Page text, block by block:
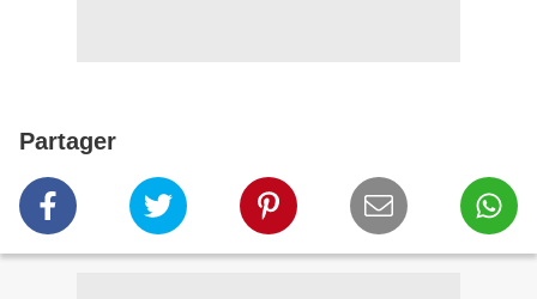
Partager